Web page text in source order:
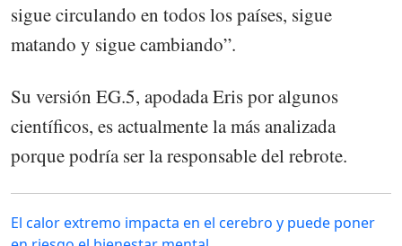
sigue circulando en todos los países, sigue
matando y sigue cambiando”.
Su versión EG.5, apodada Eris por algunos
científicos, es actualmente la más analizada
porque podría ser la responsable del rebrote.
El calor extremo impacta en el cerebro y puede poner